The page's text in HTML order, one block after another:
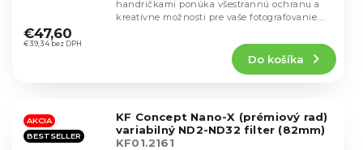
hodnotenie
produktu
hviezdičiek.
€39,34 bez DPH
€47,60
Do košíka
handričkami ponúka všestrannú ochranu a
kreatívne možnosti pre vaše fotografovanie.
AKCIA
BESTSELLER
KF Concept Nano-X (prémiový rad)
variabilný ND2-ND32 filter (82mm)
KF01.2161